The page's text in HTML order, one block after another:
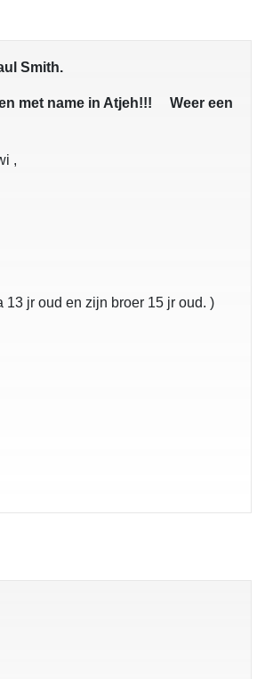
Smith.
met name in Atjeh!!! Weer een
,
13 jr oud en zijn broer 15 jr oud. )